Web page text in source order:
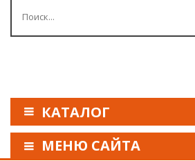
КАТАЛОГ
МЕНЮ САЙТА